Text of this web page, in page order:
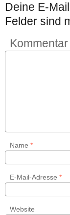
Deine E-
Felder sind
Kommentar
Name *
E-Mail-Adresse *
Website